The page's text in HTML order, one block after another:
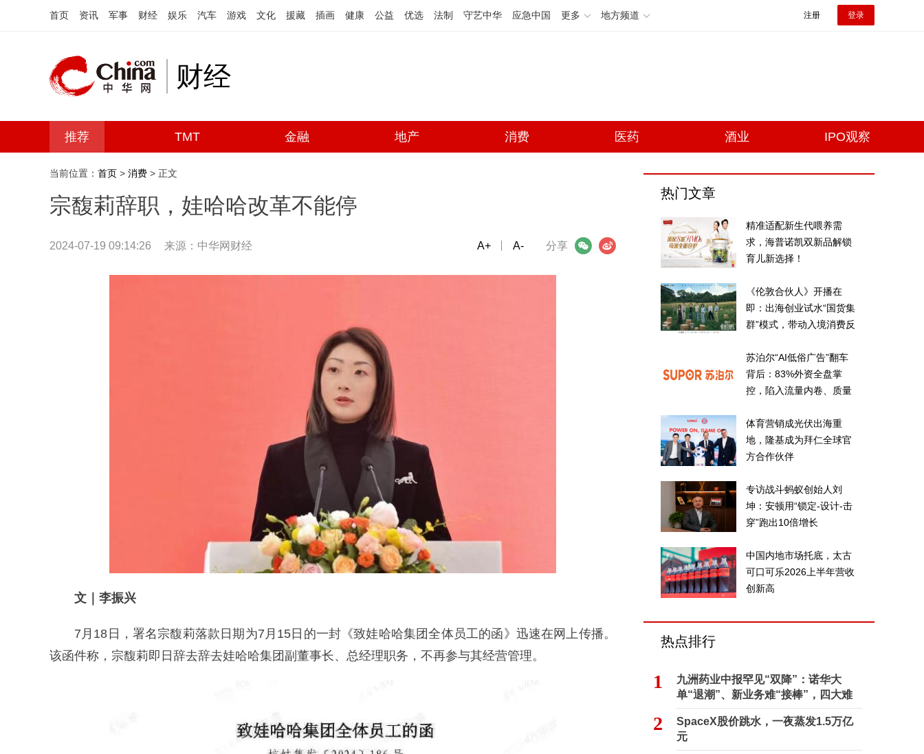
首页 资讯 军事 财经 娱乐 汽车 游戏 文化 援藏 插画 健康 公益 优选 法制 守艺中华 应急中国 更多 地方频道 注册 登录
财经
推荐 TMT 金融 地产 消费 医药 酒业 IPO观察
当前位置： 首页 > 消费 > 正文
宗馥莉辞职，娃哈哈改革不能停
2024-07-19 09:14:26 来源：中华网财经 分享
微信 微博
A+ A-
文｜李振兴
7月18日，署名宗馥莉落款日期为7月15日的一封《致娃哈哈集团全体员工的函》迅速在网上传播。
该函件称，宗馥莉即日辞去辞去娃哈哈集团副董事长、总经理职务，不再参与其经营管理。
热门文章
精准适配新生代喂养需
求，海普诺凯双新品解锁
育儿新选择！
《伦敦合伙人》开播在
即：出海创业试水“国货集
群”模式，带动入境消费反
苏泊尔“AI低俗广告”翻车
背后：83%外资全盘掌
控，陷入流量内卷、质量
体育营销成光伏出海重
地，隆基成为拜仁全球官
方合作伙伴
专访战斗蚂蚁创始人刘
坤：安顿用“锁定-设计-击
穿”跑出10倍增长
中国内地市场托底，太古
可口可乐2026上半年营收
创新高
热点排行
1
九洲药业中报罕见“双降”：诺华大
单“退潮”、新业务难“接棒”，四大难
关待闯
2
SpaceX股价跳水，一夜蒸发1.5万亿
元